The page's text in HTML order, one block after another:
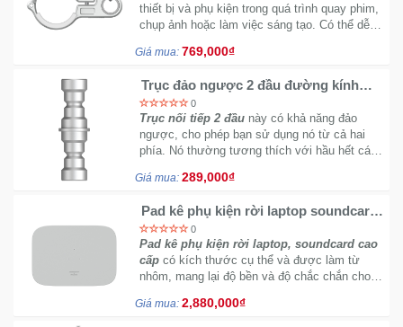
thiết bị và phụ kiện trong quá trình quay phim,
chụp ảnh hoặc làm việc sáng tạo. Có thể dễ
kiện một cách nhanh chóng và thuận tiện.
Giá mua: 769,000₫
Trục đảo ngược 2 đầu đường kính
15.8mm0
Trục nối tiếp 2 đầu này có khả năng đảo
ngược, cho phép bạn sử dụng nó từ cả hai
phía. Nó thường tương thích với hầu hết các
bộ chuyển đổi và nhiều phụ kiện khác trong
Giá mua: 289,000₫
Pad kê phụ kiện rời laptop soundcard
cao cấp0
Pad kê phụ kiện rời laptop, soundcard cao
cấp có kích thước cụ thể và được làm từ
nhôm, mang lại độ bền và độ chắc chắn cho
năng chịu tải tương đối lớn và một bề mặt
Giá mua: 2,880,000₫